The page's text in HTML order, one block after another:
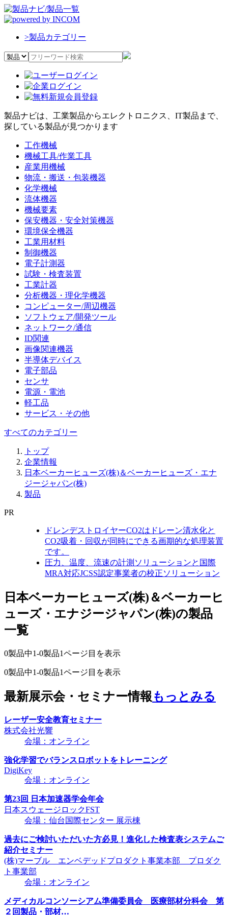
>製品カテゴリー
製品ナビは、工業製品からエレクトロニクス、IT製品まで、
探している製品が見つかります
工作機械
機械工具/作業工具
産業用機械
物流・搬送・包装機器
化学機械
流体機器
機械要素
保安機器・安全対策機器
環境保全機器
工業用材料
制御機器
電子計測器
試験・検査装置
工業計器
分析機器・理化学機器
コンピューター/周辺機器
ソフトウェア/開発ツール
ネットワーク/通信
ID関連
画像関連機器
半導体デバイス
電子部品
センサ
電源・電池
軽工品
サービス・その他
すべてのカテゴリー
トップ
企業情報
日本ベーカーヒューズ(株)＆ベーカーヒューズ・エナ
ジージャパン(株)
製品
PR
ドレンデストロイヤーCO2はドレーン清水化と
CO2吸着・回収が同時にできる画期的な処理装置
です。
圧力、温度、流速の計測ソリューションと国際
MRA対応JCSS認定事業者の校正ソリューション
日本ベーカーヒューズ(株)＆ベーカーヒ
ューズ・エナジージャパン(株)の製品
一覧
0製品中1-0製品1ページ目を表示
0製品中1-0製品1ページ目を表示
最新展示会・セミナー情報もっとみる
レーザー安全教育セミナー
株式会社光響
会場：オンライン
強化学習でバランスロボットをトレーニング
DigiKey
会場：オンライン
第23回 日本加速器学会年会
日本スウェージロックFST
会場：仙台国際センター 展示棟
過去にご検討いただいた方必見！進化した検査表システムご
紹介セミナー
(株)マーブル エンベデッドプロダクト事業本部 プロダク
ト事業部
会場：オンライン
メディカルコンソーシアム準備委員会 医療部材分科会 第
２回製品・部材…